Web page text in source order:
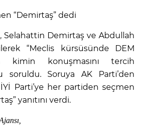
“Demirtaş” dedi
Selahattin Demirtaş ve Abdullah
“Meclis kürsüsünde DEM
kimin konuşmasını tercih
soruldu. Soruya AK Parti’den
İYİ Parti’ye her partiden seçmen
yanıtını verdi.